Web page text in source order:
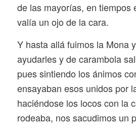
de las mayorías, en tiempos
valía un ojo de la cara.
Y hasta allá fuimos la Mona
ayudarles y de carambola
pues sintiendo los ánimos
ensayaban esos unidos por
haciéndose los locos con la
rodeaba, nos sacudimos un